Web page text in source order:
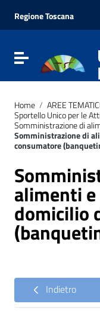
Vai al menu di
Vai al footer
Regione Toscana
Attiva / disattiva la
Home / AREE
Sportello Unico per le
Somministrazione di
Somministrazione di
consumatore
alimenti
domicilio
Indietro